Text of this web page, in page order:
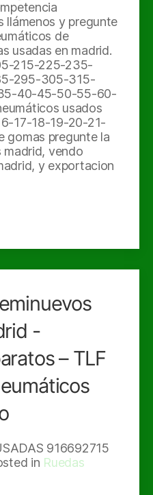
llámenos y pregunte
de
usadas en madrid.
215-225-235-
295-305-315-
40-45-50-55-60-
usados
17-18-19-20-21-
gomas pregunte la
madrid, vendo
y exportacion
-
– TLF
916692715
in Ruedas